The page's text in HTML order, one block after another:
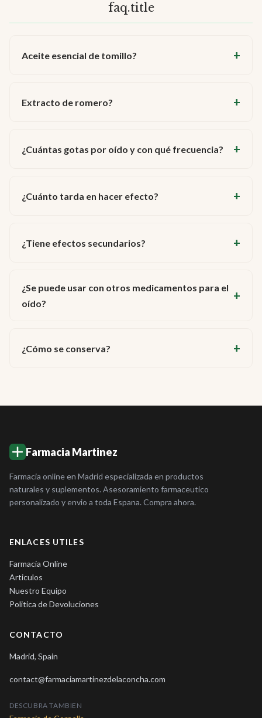
faq.title
Aceite esencial de tomillo?
Extracto de romero?
¿Cuántas gotas por oído y con qué frecuencia?
¿Cuánto tarda en hacer efecto?
¿Tiene efectos secundarios?
¿Se puede usar con otros medicamentos para el
oído?
¿Cómo se conserva?
Farmacia Martinez
Farmacia online en Madrid especializada en productos
naturales y suplementos. Asesoramiento farmaceutico
personalizado y envio a toda Espana. Compra ahora.
ENLACES UTILES
Farmacia Online
Articulos
Nuestro Equipo
Politica de Devoluciones
CONTACTO
Madrid, Spain
contact@farmaciamartinezdelaconcha.com
DESCUBRA TAMBIEN